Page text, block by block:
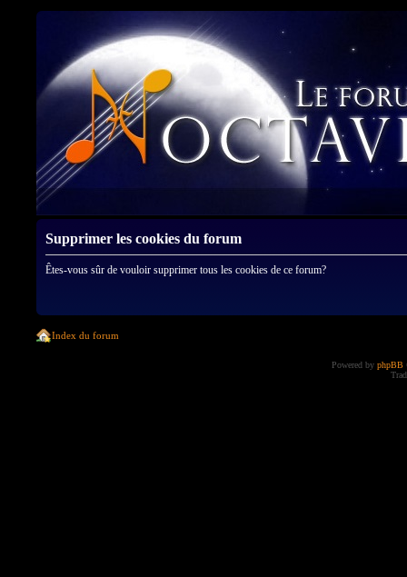
Supprimer les cookies du forum
Êtes-vous sûr de vouloir supprimer tous les cookies de ce forum?
Index du forum
Powered by phpBB